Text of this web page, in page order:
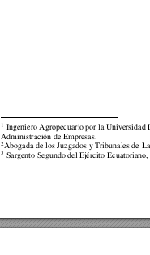
1 Ingeniero Agropecuario por la Universidad
Administración de Empresas.
2Abogada de los Juzgados y Tribunales de
3 Sargento Segundo del Ejército